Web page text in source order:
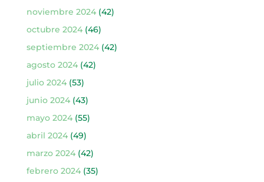
noviembre 2024(42)
octubre 2024(46)
septiembre 2024(42)
agosto 2024(42)
julio 2024(53)
junio 2024(43)
mayo 2024(55)
abril 2024(49)
marzo 2024(42)
febrero 2024(35)